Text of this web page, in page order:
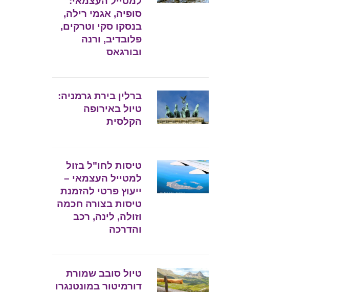
סופיה, אגמי רילה,
בנסקו סקי וטרקים,
פלובדיב, ורנה
ובורגאס
ברלין בירת גרמניה:
טיול באירופה
הקלסית
טיסות לחו"ל בזול
למטייל העצמאי –
ייעוץ פרטי להזמנת
טיסות בצורה חכמה
וזולה, לינה, רכב
והדרכה
טיול סובב שמורת
דורמיטור במונטנגרו